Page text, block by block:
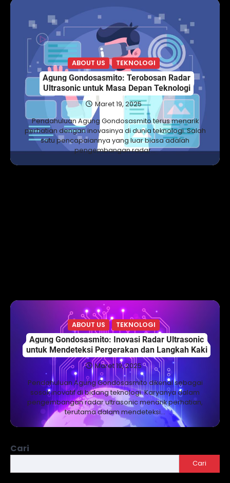
ABOUT US TEKNOLOGI
Agung Gondosasmito: Terobosan Radar
Ultrasonic untuk Masa Depan Teknologi
Maret 19, 2025
Pendahuluan Agung Gondosasmito terus menarik
perhatian dengan inovasinya di dunia teknologi. Salah
satu pencapaiannya yang luar biasa adalah
pengembangan radar…
ABOUT US TEKNOLOGI
Agung Gondosasmito: Inovasi Radar Ultrasonic
untuk Mendeteksi Pergerakan dan Langkah Kaki
Maret 19, 2025
Pendahuluan Agung Gondosasmito dikenal sebagai
sosok inovatif di bidang teknologi. Karyanya dalam
pengembangan radar ultrasonic menarik perhatian,
terutama dalam mendeteksi…
Cari
Cari